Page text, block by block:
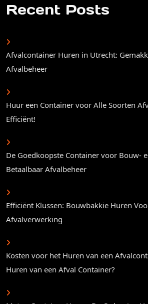
Recent Posts
Afvalcontainer Huren in Utrecht:
Afvalbeheer
Huur een Container voor Alle Soorten
Efficiënt!
De Goedkoopste Container voor Bouw-
Betaalbaar Afvalbeheer
Efficiënt Klussen: Bouwbakkie Huren
Afvalverwerking
Kosten voor het Huren van een
Huren van een Afval Container?